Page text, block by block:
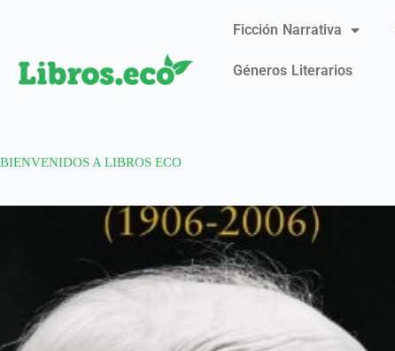
Ficción Narrativa
Géneros Literarios
BIENVENIDOS A LIBROS ECO